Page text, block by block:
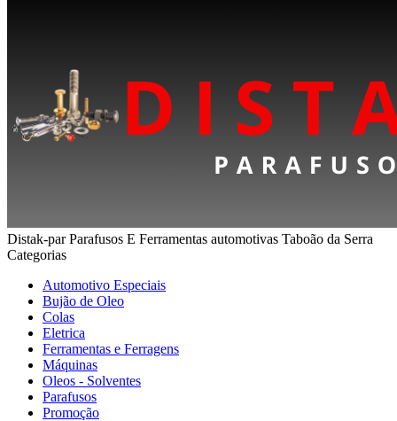
Distak-par Parafusos E Ferramentas automotivas Taboão da Serra
Categorias
Automotivo Especiais
Bujão de Oleo
Colas
Eletrica
Ferramentas e Ferragens
Máquinas
Oleos - Solventes
Parafusos
Promoção